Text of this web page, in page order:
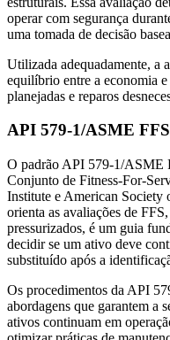
operar com segurança
uma tomada de decisão
Utilizada adequadamente, a
equilíbrio entre a economia
planejadas e reparos
API 579-1/ASME
O padrão API 579-1/ASME
Conjunto de Fitness-For-
Institute e American Society
orienta as avaliações de
pressurizados, é um guia
decidir se um ativo deve
substituído após a
Os procedimentos da API
abordagens que garantem a
ativos continuam em